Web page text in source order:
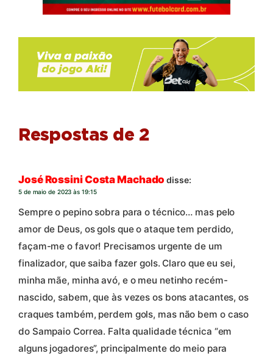
Respostas de 2
José Rossini Costa Machado disse:
5 de maio de 2023 às 19:15
Sempre o pepino sobra para o técnico… mas pelo
amor de Deus, os gols que o ataque tem perdido,
façam-me o favor! Precisamos urgente de um
finalizador, que saiba fazer gols. Claro que eu sei,
minha mãe, minha avó, e o meu netinho recém-
nascido, sabem, que às vezes os bons atacantes, os
craques também, perdem gols, mas não bem o caso
do Sampaio Correa. Falta qualidade técnica “em
alguns jogadores”, principalmente do meio para